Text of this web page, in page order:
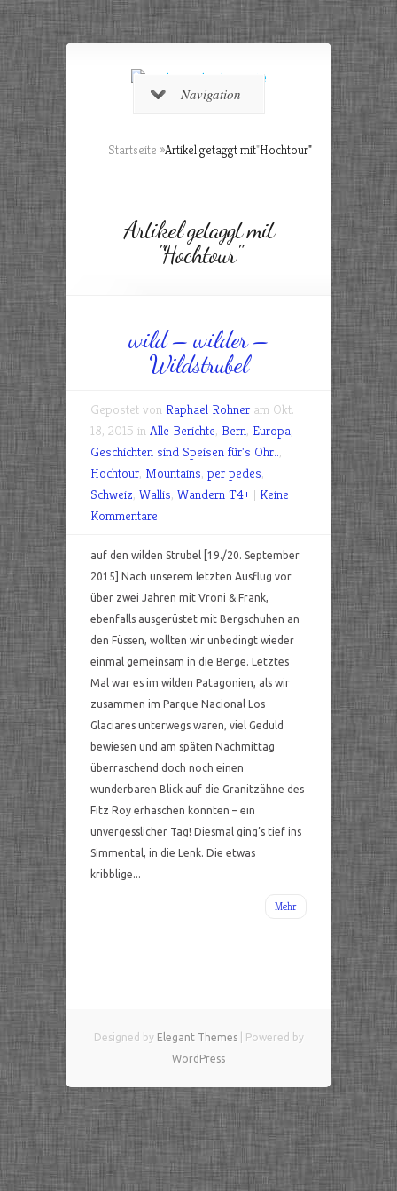
Navigation
Startseite »Artikel getaggt mit"Hochtour"
Artikel getaggt mit
"Hochtour"
wild – wilder –
Wildstrubel
Gepostet von Raphael Rohner am Okt.
18, 2015 in Alle Berichte, Bern, Europa,
Geschichten sind Speisen für's Ohr..,
Hochtour, Mountains, per pedes,
Schweiz, Wallis, Wandern T4+ | Keine
Kommentare
auf den wilden Strubel [19./20. September
2015] Nach unserem letzten Ausflug vor
über zwei Jahren mit Vroni & Frank,
ebenfalls ausgerüstet mit Bergschuhen an
den Füssen, wollten wir unbedingt wieder
einmal gemeinsam in die Berge. Letztes
Mal war es im wilden Patagonien, als wir
zusammen im Parque Nacional Los
Glaciares unterwegs waren, viel Geduld
bewiesen und am späten Nachmittag
überraschend doch noch einen
wunderbaren Blick auf die Granitzähne des
Fitz Roy erhaschen konnten – ein
unvergesslicher Tag! Diesmal ging’s tief ins
Simmental, in die Lenk. Die etwas
kribblige...
Mehr
Designed by Elegant Themes| Powered by
WordPress